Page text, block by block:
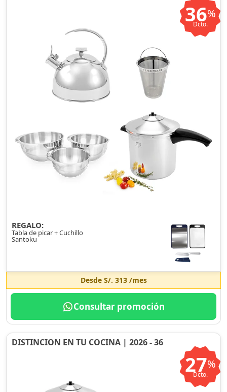
36%
Dcto.
REGALO:
Tabla de picar + Cuchillo
Santoku
Desde S/. 313/mes
Consultar promoción
DISTINCION EN TU COCINA | 2026 - 36
27%
Dcto.